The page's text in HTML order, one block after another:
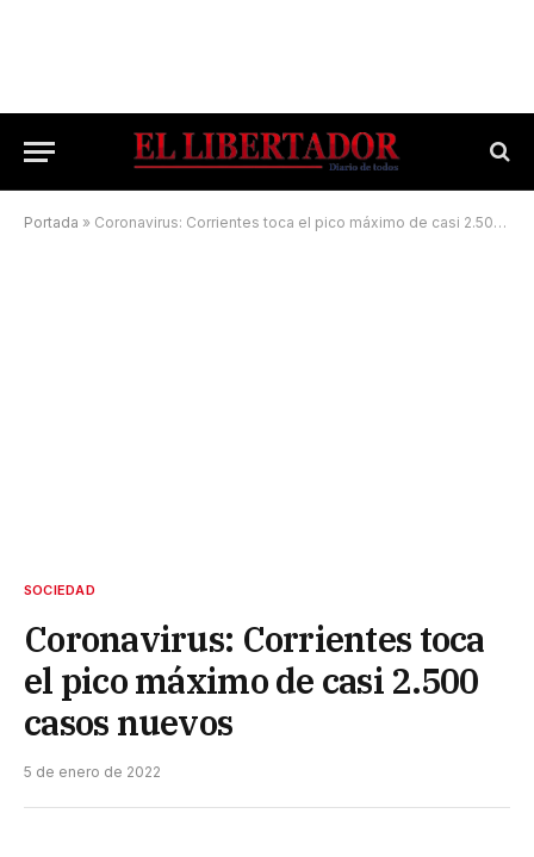
Portada » Coronavirus: Corrientes toca el pico máximo de casi 2.500 casos nuevos
SOCIEDAD
Coronavirus: Corrientes toca
el pico máximo de casi 2.500
casos nuevos
5 de enero de 2022